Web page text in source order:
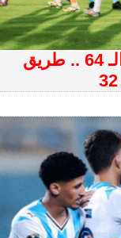
فى حال الفوز فى مباراة دور الـ 64 .. طريق